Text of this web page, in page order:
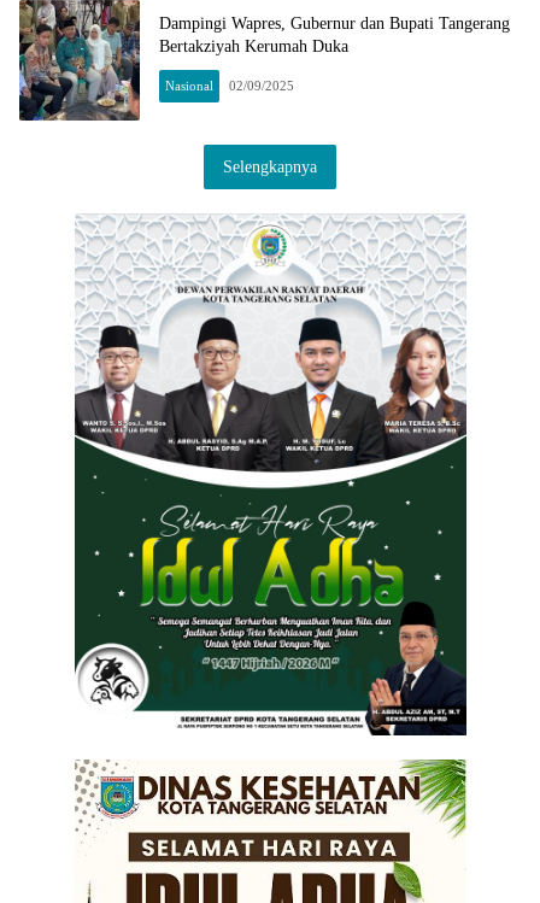
Dampingi Wapres, Gubernur dan Bupati Tangerang
Bertakziyah Kerumah Duka
Nasional 02/09/2025
Selengkapnya